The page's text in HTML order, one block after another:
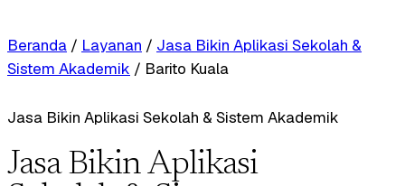
Beranda / Layanan / Jasa Bikin Aplikasi Sekolah &
Sistem Akademik / Barito Kuala
Jasa Bikin Aplikasi Sekolah & Sistem Akademik
Jasa Bikin Aplikasi